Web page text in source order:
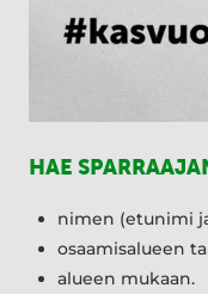
HAE
nimen (etunimi
osaamisalueen
alueen mukaan.